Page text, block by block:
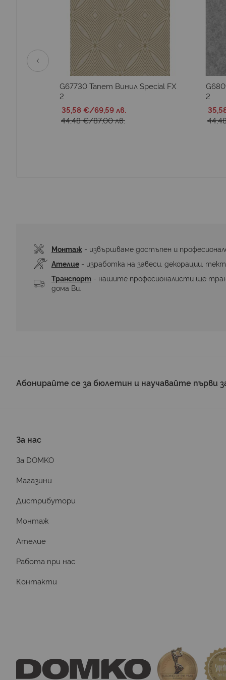
G67730 Тапет Винил Special FX
2
35,58 €/69,59 лв.
44,48 €/87,00 лв.
2
Монтаж - извършваме достъпен и
Ателие - изработка на завеси, декорации,
Транспорт - нашите професионалисти ще
дома Ви.
Абонирайте се за бюлетин и научавайте първи
За нас
За DOMKO
Магазини
Дистрибутори
Монтаж
Ателие
Работа при нас
Контакти